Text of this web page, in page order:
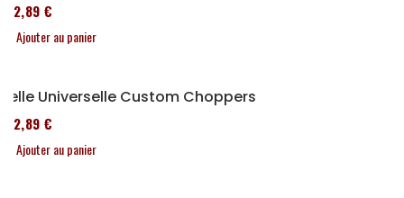
152,89 €
Ajouter au panier
Selle Universelle Custom Choppers
152,89 €
Ajouter au panier